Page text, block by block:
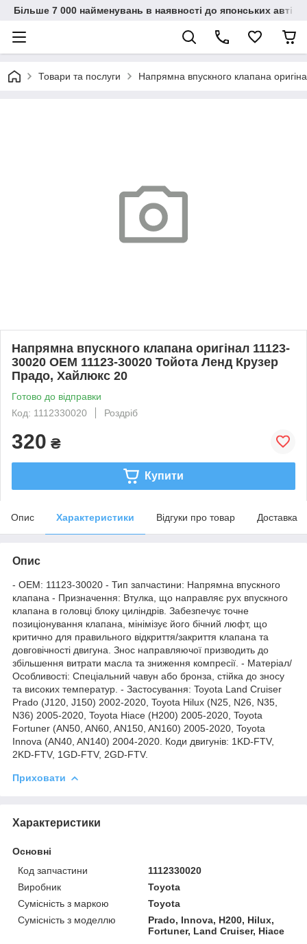
Більше 7 000 найменувань в наявності до японських
Товари та послуги Напрямна впускного клапана
Напрямна впускного клапана оригінал 11123-
30020 OEM 11123-30020 Тойота Ленд Крузер
Прадо, Хайлюкс 20
Готово до відправки
Код: 1112330020
Роздріб
320 ₴
Купити
Опис Характеристики Відгуки про товар Доставка
Опис
- OEM: 11123-30020 - Тип запчастини: Напрямна впускного
клапана - Призначення: Втулка, що направляє рух впускного
клапана в головці блоку циліндрів. Забезпечує точне
позиціонування клапана, мінімізує його бічний люфт, що
критично для правильного відкриття/закриття клапана та
довговічності двигуна. Знос направляючої призводить до
збільшення витрати масла та зниження компресії. - Матеріал/
Особливості: Спеціальний чавун або бронза, стійка до зносу
та високих температур. - Застосування: Toyota Land Cruiser
Prado (J120, J150) 2002-2020, Toyota Hilux (N25, N26, N35,
N36) 2005-2020, Toyota Hiace (H200) 2005-2020, Toyota
Fortuner (AN50, AN60, AN150, AN160) 2005-2020, Toyota
Innova (AN40, AN140) 2004-2020. Коди двигунів: 1KD-FTV,
2KD-FTV, 1GD-FTV, 2GD-FTV.
Приховати
Характеристики
Основні
Код запчастини
1112330020
Виробник
Toyota
Сумісність з маркою
Toyota
Сумісність з моделлю
Prado, Innova, H200, Hilux,
Fortuner, Land Cruiser, Hiace